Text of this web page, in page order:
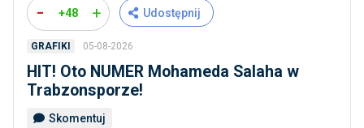
- +48 + Udostępnij
GRAFIKI 05-08-2026
HIT! Oto NUMER Mohameda Salaha w
Trabzonsporze!
Skomentuj